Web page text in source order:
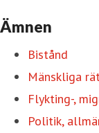
Ämnen
Bistånd
Mänskliga
Flykting-,
Politik,